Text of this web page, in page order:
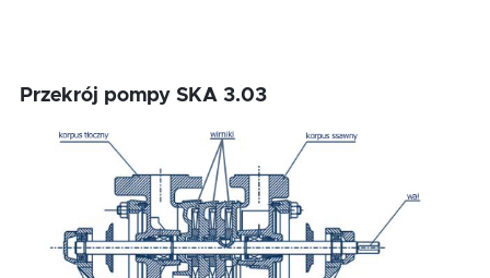
Przekrój pompy SKA 3.03